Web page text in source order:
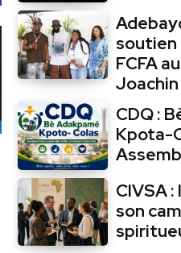
soutien
FCFA
CDQ :
Kpota-
CIVSA
son